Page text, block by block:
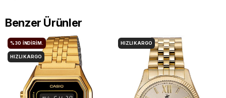
Benzer Ürünler
%30 İNDIRIM.
HIZLI KARGO
HIZLI KARGO